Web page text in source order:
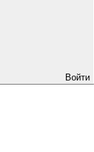
Войти